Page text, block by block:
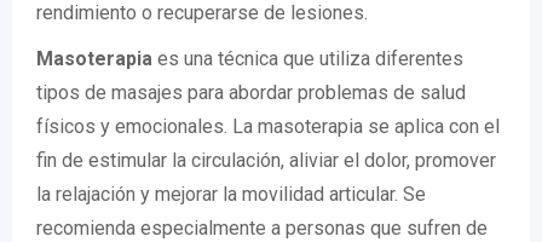
rendimiento o recuperarse de lesiones.
Masoterapia es una técnica que utiliza diferentes
tipos de masajes para abordar problemas de salud
físicos y emocionales. La masoterapia se aplica con el
fin de estimular la circulación, aliviar el dolor, promover
la relajación y mejorar la movilidad articular. Se
recomienda especialmente a personas que sufren de